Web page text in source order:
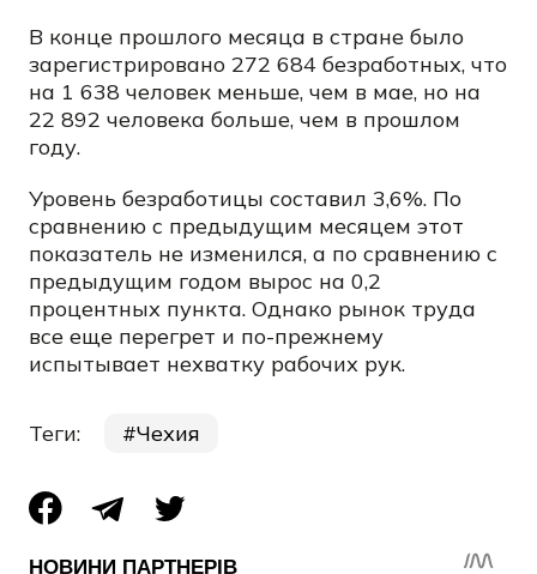
В конце прошлого месяца в стране было
зарегистрировано 272 684 безработных, что
на 1 638 человек меньше, чем в мае, но на
22 892 человека больше, чем в прошлом
году.
Уровень безработицы составил 3,6%. По
сравнению с предыдущим месяцем этот
показатель не изменился, а по сравнению с
предыдущим годом вырос на 0,2
процентных пункта. Однако рынок труда
все еще перегрет и по-прежнему
испытывает нехватку рабочих рук.
Теги: Чехия